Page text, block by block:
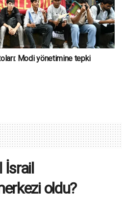
Modi yönetimine tepki
İsrail
oldu?